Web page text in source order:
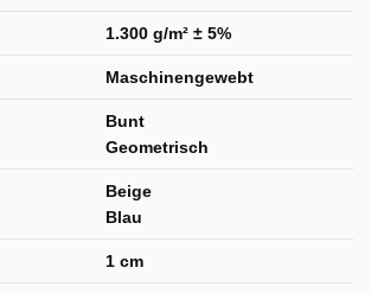
1.300 g/m² ± 5%
Maschinengewebt
Bunt
Geometrisch
Beige
Blau
1 cm